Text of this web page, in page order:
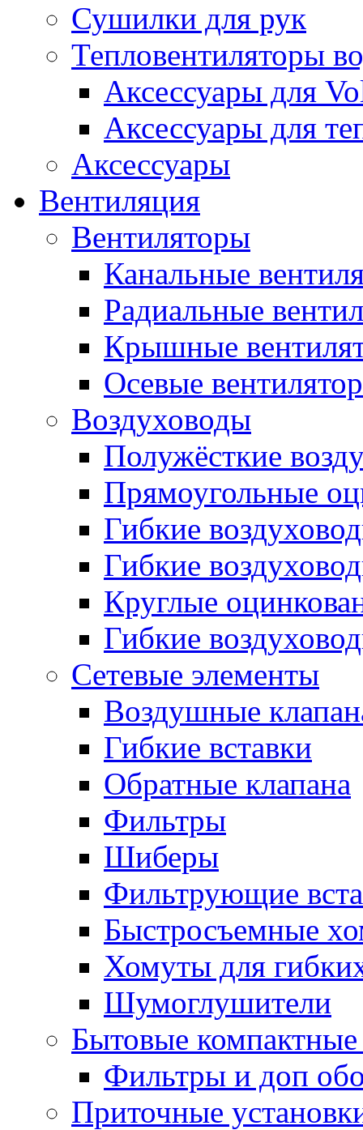
Сушилки для рук
Тепловентиляторы
Аксессуары для
Аксессуары для
Аксессуары
Вентиляция
Вентиляторы
Канальные
Радиальные
Крышные
Осевые
Воздуховоды
Полужёсткие
Прямоугольные
Гибкие
Гибкие
Круглые
Гибкие
Сетевые элементы
Воздушные
Гибкие вставки
Обратные клапана
Фильтры
Шиберы
Фильтрующие
Быстросъемные
Хомуты для
Шумоглушители
Бытовые
Фильтры и доп
Приточные